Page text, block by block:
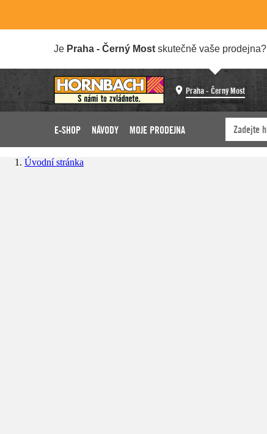
Je Praha - Černý Most skutečně vaše prodejna?
Praha - Černý Most
E-SHOP NÁVODY MOJE PRODEJNA
Úvodní stránka